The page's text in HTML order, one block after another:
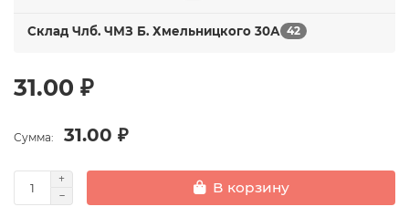
Склад Члб. ЧМЗ Б. Хмельницкого 30А 42
31.00 ₽
Сумма: 31.00 ₽
В корзину